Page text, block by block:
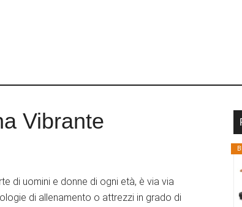
Vibrante
di uomini e donne di ogni età, è via via
di allenamento o attrezzi in grado di